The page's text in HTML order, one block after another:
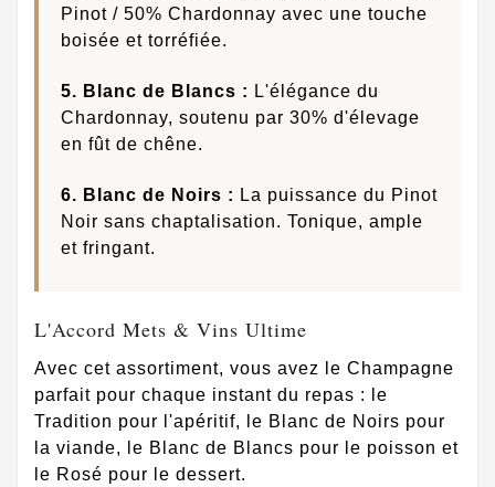
Pinot / 50% Chardonnay avec une touche
boisée et torréfiée.
5. Blanc de Blancs : L'élégance du
Chardonnay, soutenu par 30% d'élevage
en fût de chêne.
6. Blanc de Noirs : La puissance du Pinot
Noir sans chaptalisation. Tonique, ample
et fringant.
L'Accord Mets & Vins Ultime
Avec cet assortiment, vous avez le Champagne
parfait pour chaque instant du repas : le
Tradition pour l'apéritif, le Blanc de Noirs pour
la viande, le Blanc de Blancs pour le poisson et
le Rosé pour le dessert.